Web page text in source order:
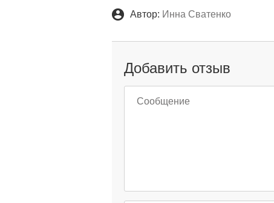
Автор: Инна Сватенко
Добавить отзыв